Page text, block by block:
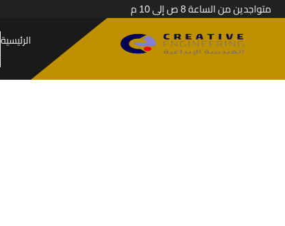
متواجدين من الساعة 8 ص إلى 10 م
الرئيسية